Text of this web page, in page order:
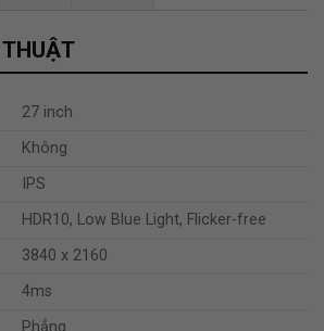
Facebook
27 inch
Không
IPS
HDR10, Low Blue Light, Flicker-free
3840 x 2160
4ms
Phẳng